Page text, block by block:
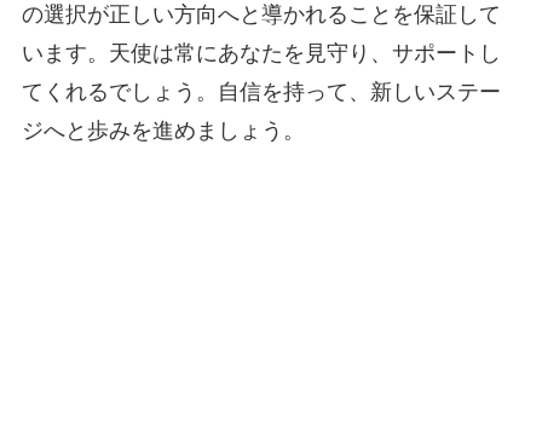
の選択が正しい方向へと導かれることを保証して
います。天使は常にあなたを見守り、サポートし
てくれるでしょう。自信を持って、新しいステー
ジへと歩みを進めましょう。